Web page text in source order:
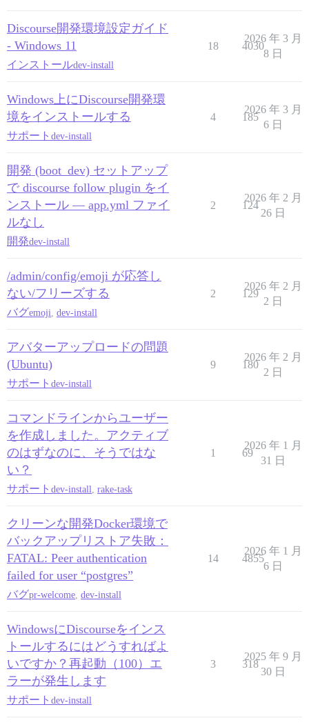
Discourse開発環境設定ガイド
- Windows 11
インストールdev-install
18 4030
2026 年 3 月
8 日
Windows上にDiscourse開発環
境をインストールする
サポート dev-install
4 185
2026 年 3 月
6 日
開発 (boot_dev) セットアップ
で discourse follow plugin をイ
ンストール — app.yml ファイ
ルなし
開発dev-install
2 124
2026 年 2 月
26 日
/admin/config/emoji が応答し
ない/フリーズする
バグemoji dev-install
2 129
2026 年 2 月
2 日
アバターアップロードの問題
(Ubuntu)
サポート dev-install
9 180
2026 年 2 月
2 日
コマンドラインからユーザー
を作成しました。アクティブ
のはずなのに、そうではな
い？
サポート dev-install rake-task
1 69
2026 年 1 月
31 日
クリーンな開発Docker環境で
バックアップリストア失敗：
FATAL: Peer authentication
failed for user “postgres”
バグpr-welcome dev-install
14 4855
2026 年 1 月
6 日
WindowsにDiscourseをインス
トールするにはどうすればよ
いですか？再起動（100）エ
ラーが発生します
サポート dev-install
3 318
2025 年 9 月
30 日